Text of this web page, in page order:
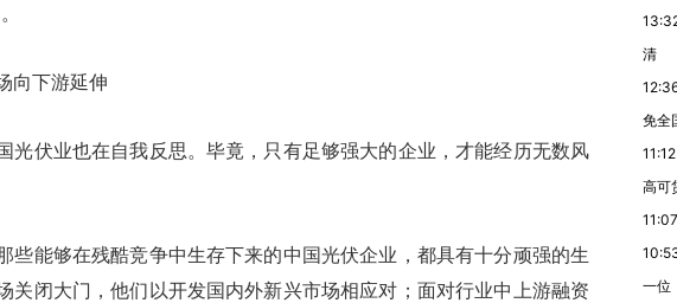
游延伸
伏业也在自我反思。毕竟，只有足够强大的企业，才能经历无数风
能够在残酷竞争中生存下来的中国光伏企业，都具有十分顽强的生
关闭大门，他们以开发国内外新兴市场相应对；面对行业中上游融资
清
免全
11:12
高可
11:07
一位